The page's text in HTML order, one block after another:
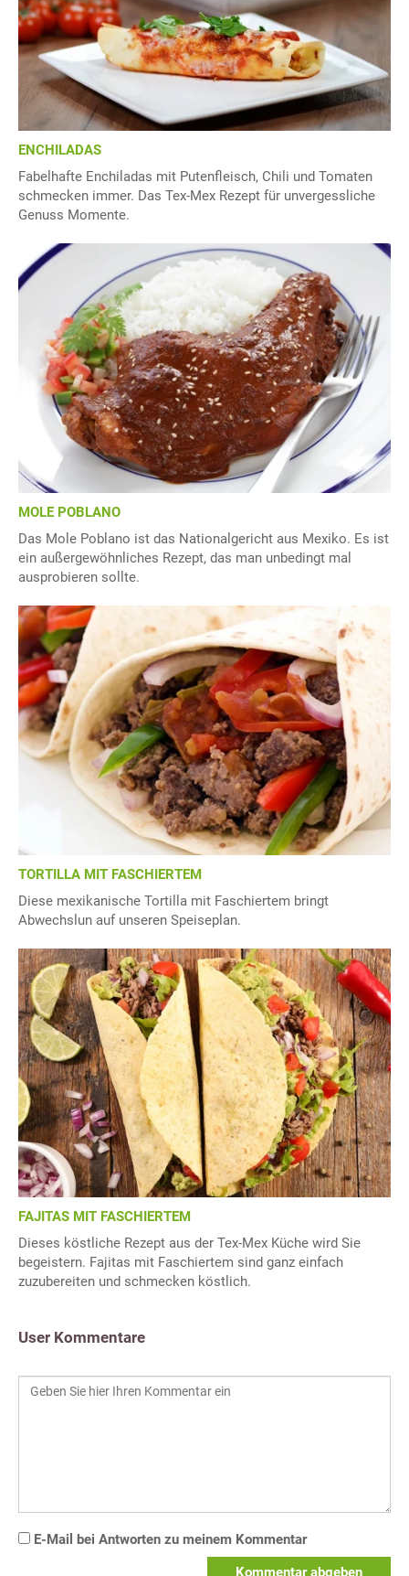
ENCHILADAS
Fabelhafte Enchiladas mit Putenfleisch, Chili und Tomaten
schmecken immer. Das Tex-Mex Rezept für unvergessliche
Genuss Momente.
MOLE POBLANO
Das Mole Poblano ist das Nationalgericht aus Mexiko. Es ist
ein außergewöhnliches Rezept, das man unbedingt mal
ausprobieren sollte.
TORTILLA MIT FASCHIERTEM
Diese mexikanische Tortilla mit Faschiertem bringt
Abwechslun auf unseren Speiseplan.
FAJITAS MIT FASCHIERTEM
Dieses köstliche Rezept aus der Tex-Mex Küche wird Sie
begeistern. Fajitas mit Faschiertem sind ganz einfach
zuzubereiten und schmecken köstlich.
User Kommentare
E-Mail bei Antworten zu meinem Kommentar
Kommentar abgeben